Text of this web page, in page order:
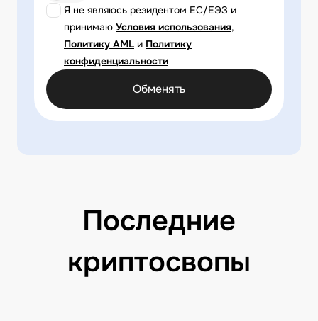
Я не являюсь резидентом ЕС/ЕЭЗ и
принимаю Условия использования,
Политику AML и Политику
конфиденциальности
Обменять
Последние
криптосвопы